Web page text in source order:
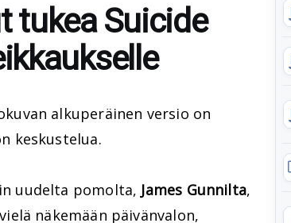
tukea Suicide
alkuperäinen versio on
keskustelua.
uudelta pomolta, James Gunnilta,
näkemään päivänvalon,